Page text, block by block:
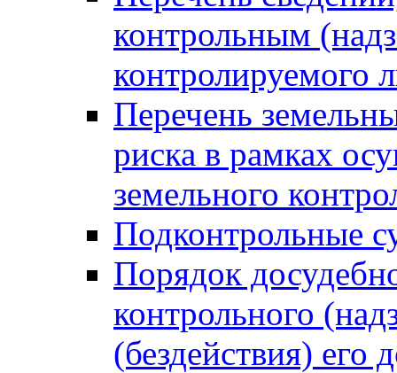
контрольным
контролируемого
Перечень
риска в рамках
земельного
Подконтрольные
Порядок
контрольного
(бездействия)